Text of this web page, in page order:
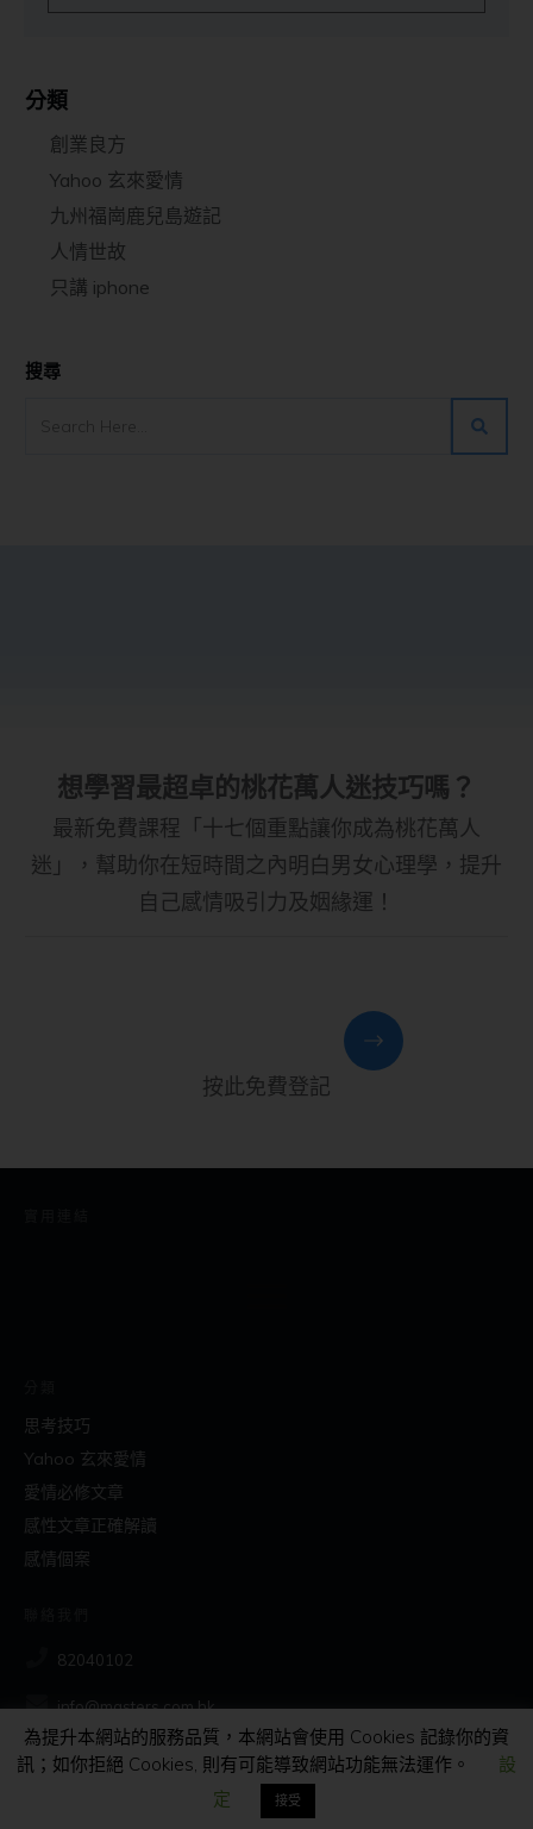
分類
創業良方
Yahoo 玄來愛情
九州福崗鹿兒島遊記
人情世故
只講 iphone
搜尋
想學習最超卓的桃花萬人迷技巧嗎？
最新免費課程「十七個重點讓你成為桃花萬人
迷」，幫助你在短時間之內明白男女心理學，提升
自己感情吸引力及姻緣運！
按此免費登記
思考技巧
Yahoo 玄來愛情
愛情必修文章
感性文章正確解讀
感情個案
82040102
info@masters.com.hk
社交
為提升本網站的服務品質，本網站會使用 Cookies 記錄你的資
訊；如你拒絕 Cookies, 則有可能導致網站功能無法運作。
設
定
接受